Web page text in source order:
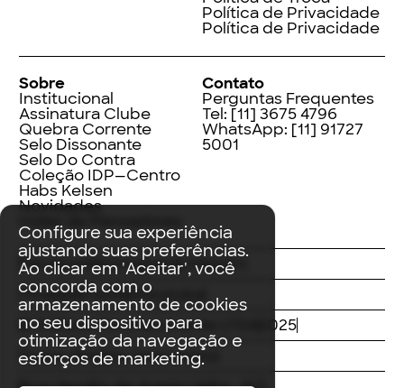
Configure sua experiência
ajustando suas preferências.
Ao clicar em 'Aceitar', você
concorda com o
armazenamento de cookies
no seu dispositivo para
otimização da navegação e
esforços de marketing.
Política de Privacidade
Política de Privacidade
Sobre
Institucional
Assinatura Clube
Quebra Corrente
Selo Dissonante
Selo Do Contra
Coleção IDP—Centro
Habs Kelsen
Novidades
Index de Pensadores
Contato
Perguntas Frequentes
Tel: [11] 3675 4796
WhatsApp: [11] 91727
5001
FacebookInstagramLinkedIn
ThreadsTwitterYoutube
© Editora Contracorrente LTDA
2025
Todos direitos reservados